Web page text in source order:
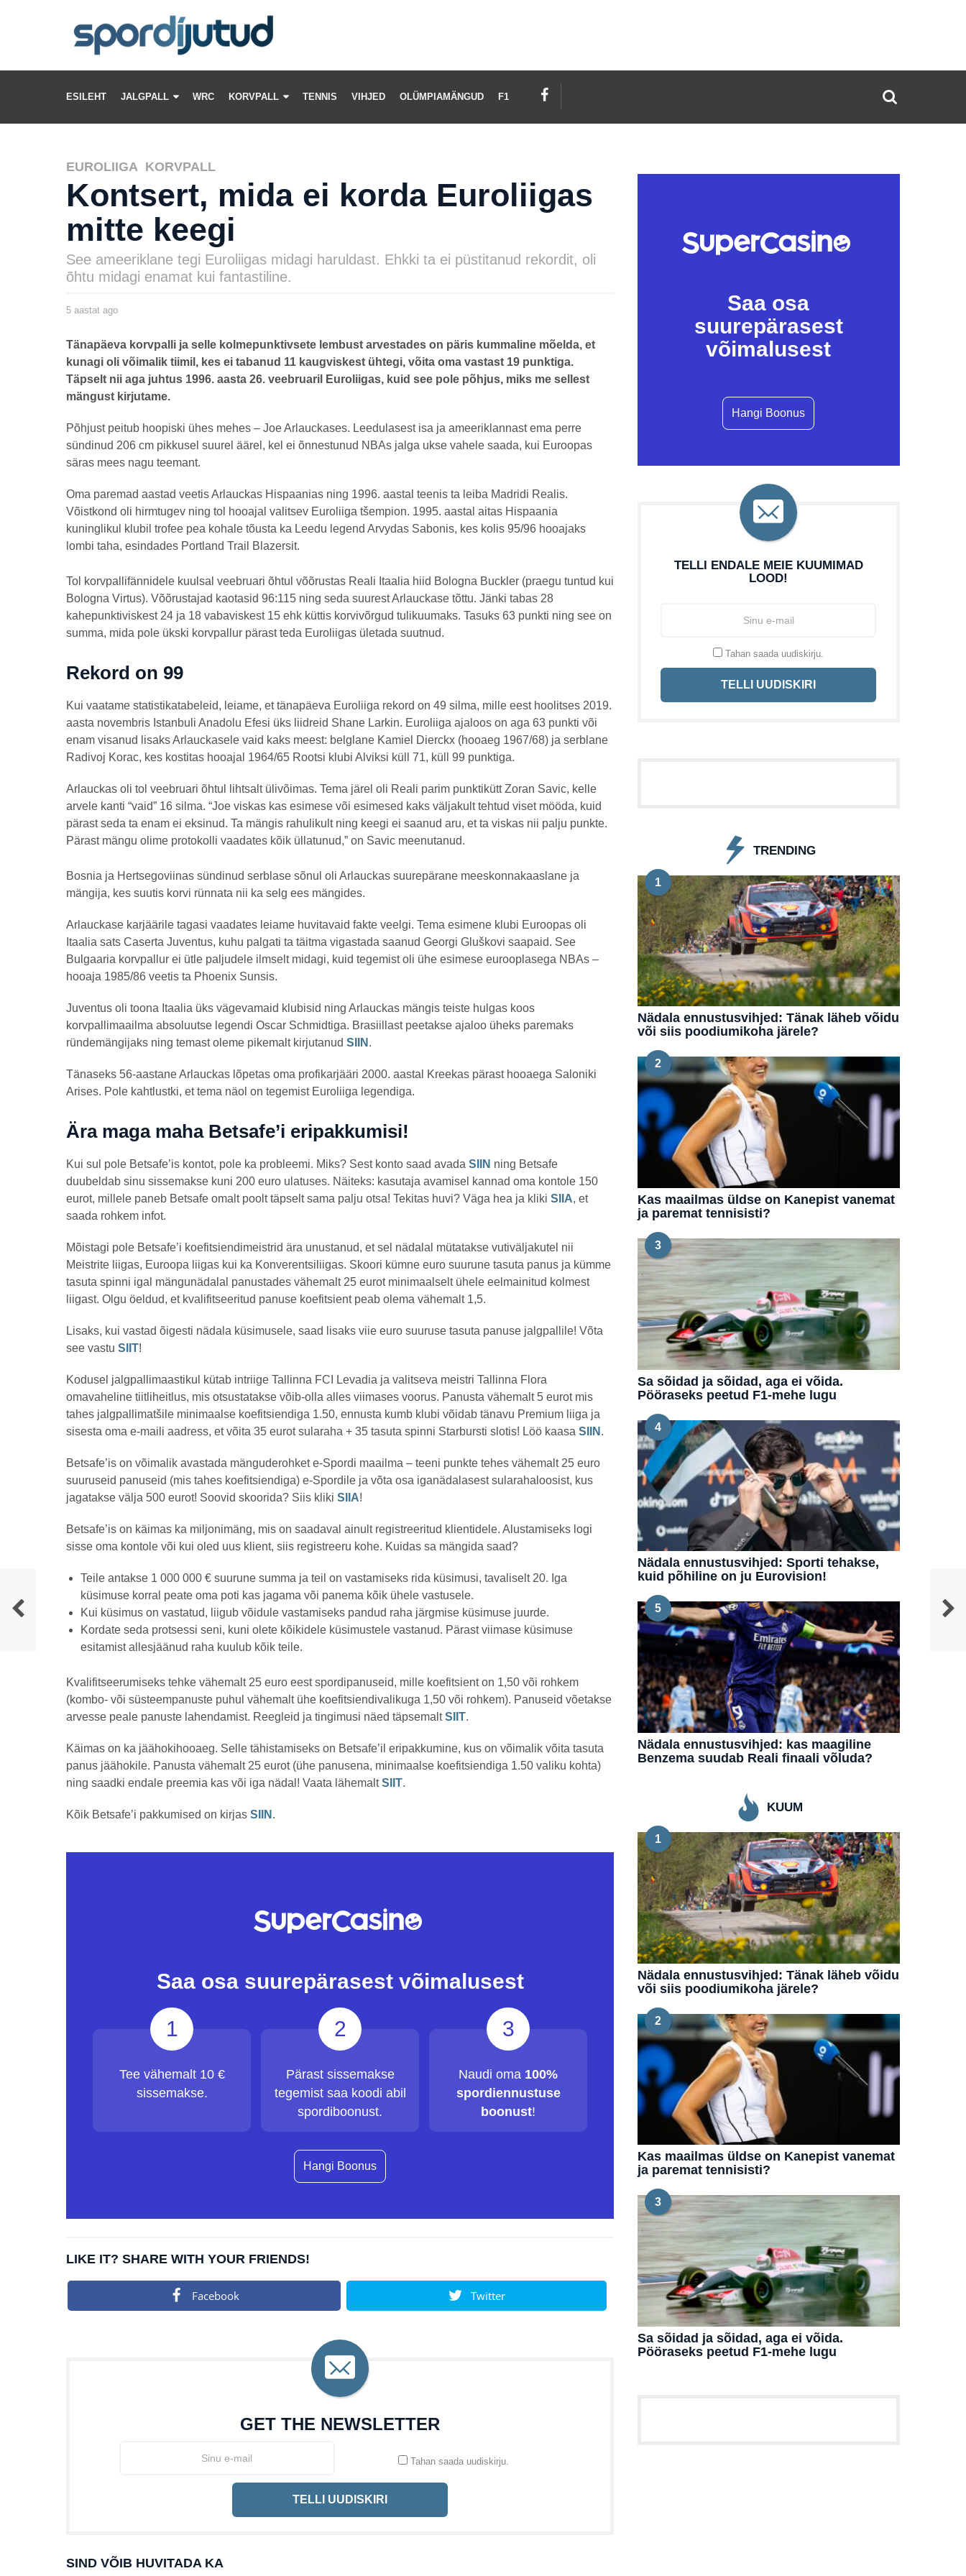
ESILEHT JALGPALL WRC KORVPALL TENNIS VIHJED OLÜMPIAMÄNGUD F1
EUROLIIGA ,KORVPALL
Kontsert, mida ei korda Euroliigas
mitte keegi
See ameeriklane tegi Euroliigas midagi haruldast. Ehkki ta ei püstitanud rekordit, oli
õhtu midagi enamat kui fantastiline.
by
henryl
5 aastat ago
s
t
a
a
g
o
Tänapäeva korvpalli ja selle kolmepunktivsete lembust arvestades on päris kummaline mõelda, et
kunagi oli võimalik tiimil, kes ei tabanud 11 kaugviskest ühtegi, võita oma vastast 19 punktiga.
Täpselt nii aga juhtus 1996. aasta 26. veebruaril Euroliigas, kuid see pole põhjus, miks me sellest
mängust kirjutame.
Põhjust peitub hoopiski ühes mehes – Joe Arlauckases. Leedulasest isa ja ameeriklannast ema perre
sündinud 206 cm pikkusel suurel äärel, kel ei õnnestunud NBAs jalga ukse vahele saada, kui Euroopas
säras mees nagu teemant.
Oma paremad aastad veetis Arlauckas Hispaanias ning 1996. aastal teenis ta leiba Madridi Realis.
Võistkond oli hirmtugev ning tol hooajal valitsev Euroliiga tšempion. 1995. aastal aitas Hispaania
kuninglikul klubil trofee pea kohale tõusta ka Leedu legend Arvydas Sabonis, kes kolis 95/96 hooajaks
lombi taha, esindades Portland Trail Blazersit.
Tol korvpallifännidele kuulsal veebruari õhtul võõrustas Reali Itaalia hiid Bologna Buckler (praegu tuntud kui
Bologna Virtus). Võõrustajad kaotasid 96:115 ning seda suurest Arlauckase tõttu. Jänki tabas 28
kahepunktiviskest 24 ja 18 vabaviskest 15 ehk küttis korvivõrgud tulikuumaks. Tasuks 63 punkti ning see on
summa, mida pole ükski korvpallur pärast teda Euroliigas ületada suutnud.
Rekord on 99
Kui vaatame statistikatabeleid, leiame, et tänapäeva Euroliiga rekord on 49 silma, mille eest hoolitses 2019.
aasta novembris Istanbuli Anadolu Efesi üks liidreid Shane Larkin. Euroliiga ajaloos on aga 63 punkti või
enam visanud lisaks Arlauckasele vaid kaks meest: belglane Kamiel Dierckx (hooaeg 1967/68) ja serblane
Radivoj Korac, kes kostitas hooajal 1964/65 Rootsi klubi Alviksi küll 71, küll 99 punktiga.
Arlauckas oli tol veebruari õhtul lihtsalt ülivõimas. Tema järel oli Reali parim punktikütt Zoran Savic, kelle
arvele kanti “vaid” 16 silma. “Joe viskas kas esimese või esimesed kaks väljakult tehtud viset mööda, kuid
pärast seda ta enam ei eksinud. Ta mängis rahulikult ning keegi ei saanud aru, et ta viskas nii palju punkte.
Pärast mängu olime protokolli vaadates kõik üllatunud,” on Savic meenutanud.
Bosnia ja Hertsegoviinas sündinud serblase sõnul oli Arlauckas suurepärane meeskonnakaaslane ja
mängija, kes suutis korvi rünnata nii ka selg ees mängides.
Arlauckase karjäärile tagasi vaadates leiame huvitavaid fakte veelgi. Tema esimene klubi Euroopas oli
Itaalia sats Caserta Juventus, kuhu palgati ta täitma vigastada saanud Georgi Gluškovi saapaid. See
Bulgaaria korvpallur ei ütle paljudele ilmselt midagi, kuid tegemist oli ühe esimese eurooplasega NBAs –
hooaja 1985/86 veetis ta Phoenix Sunsis.
Juventus oli toona Itaalia üks vägevamaid klubisid ning Arlauckas mängis teiste hulgas koos
korvpallimaailma absoluutse legendi Oscar Schmidtiga. Brasiillast peetakse ajaloo üheks paremaks
ründemängijaks ning temast oleme pikemalt kirjutanud SIIN .
Tänaseks 56-aastane Arlauckas lõpetas oma profikarjääri 2000. aastal Kreekas pärast hooaega Saloniki
Arises. Pole kahtlustki, et tema näol on tegemist Euroliiga legendiga.
Ära maga maha Betsafe’i eripakkumisi!
Kui sul pole Betsafe’is kontot, pole ka probleemi. Miks? Sest konto saad avada SIIN ning Betsafe
duubeldab sinu sissemakse kuni 200 euro ulatuses. Näiteks: kasutaja avamisel kannad oma kontole 150
eurot, millele paneb Betsafe omalt poolt täpselt sama palju otsa! Tekitas huvi? Väga hea ja kliki SIIA, et
saada rohkem infot.
Mõistagi pole Betsafe’i koefitsiendimeistrid ära unustanud, et sel nädalal mütatakse vutiväljakutel nii
Meistrite liigas, Euroopa liigas kui ka Konverentsiliigas. Skoori kümne euro suurune tasuta panus ja kümme
tasuta spinni igal mängunädalal panustades vähemalt 25 eurot minimaalselt ühele eelmainitud kolmest
liigast. Olgu öeldud, et kvalifitseeritud panuse koefitsient peab olema vähemalt 1,5.
Lisaks, kui vastad õigesti nädala küsimusele, saad lisaks viie euro suuruse tasuta panuse jalgpallile! Võta
see vastu SIIT!
Kodusel jalgpallimaastikul kütab intriige Tallinna FCI Levadia ja valitseva meistri Tallinna Flora
omavaheline tiitliheitlus, mis otsustatakse võib-olla alles viimases voorus. Panusta vähemalt 5 eurot mis
tahes jalgpallimatšile minimaalse koefitsiendiga 1.50, ennusta kumb klubi võidab tänavu Premium liiga ja
sisesta oma e-maili aadress, et võita 35 eurot sularaha + 35 tasuta spinni Starbursti slotis! Löö kaasa SIIN .
Betsafe’is on võimalik avastada mänguderohket e-Spordi maailma – teeni punkte tehes vähemalt 25 euro
suuruseid panuseid (mis tahes koefitsiendiga) e-Spordile ja võta osa iganädalasest sularahaloosist, kus
jagatakse välja 500 eurot! Soovid skoorida? Siis kliki SIIA!
Betsafe’is on käimas ka miljonimäng, mis on saadaval ainult registreeritud klientidele. Alustamiseks logi
sisse oma kontole või kui oled uus klient, siis registreeru kohe. Kuidas sa mängida saad?
Teile antakse 1 000 000 € suurune summa ja teil on vastamiseks rida küsimusi, tavaliselt 20. Iga
küsimuse korral peate oma poti kas jagama või panema kõik ühele vastusele.
Kui küsimus on vastatud, liigub võidule vastamiseks pandud raha järgmise küsimuse juurde.
Kordate seda protsessi seni, kuni olete kõikidele küsimustele vastanud. Pärast viimase küsimuse
esitamist allesjäänud raha kuulub kõik teile.
Kvalifitseerumiseks tehke vähemalt 25 euro eest spordipanuseid, mille koefitsient on 1,50 või rohkem
(kombo- või süsteempanuste puhul vähemalt ühe koefitsiendivalikuga 1,50 või rohkem). Panuseid võetakse
arvesse peale panuste lahendamist. Reegleid ja tingimusi näed täpsemaltSIIT.
Käimas on ka jäähokihooaeg. Selle tähistamiseks on Betsafe’il eripakkumine, kus on võimalik võita tasuta
panus jäähokile. Panusta vähemalt 25 eurot (ühe panusena, minimaalse koefitsiendiga 1.50 valiku kohta)
ning saadki endale preemia kas või iga nädal! Vaata lähemaltSIIT.
Kõik Betsafe’i pakkumised on kirjas SIIN .
Saa osa suurepärasest võimalusest
1
Tee vähemalt 10 €
sissemakse.
2
Pärast sissemakse
tegemist saa koodi abil
spordiboonust.
3
Naudi oma 100%
spordiennustuse
boonust!
Hangi Boonus
LIKE IT? SHARE WITH YOUR FRIENDS!
Facebook Twitter
GET THE NEWSLETTER
Tahan saada uudiskirju.
TELLI UUDISKIRI
SIND VÕIB HUVITADA KA
Saa osa
suurepärasest
võimalusest
Hangi Boonus
TELLI ENDALE MEIE KUUMIMAD
LOOD!
Tahan saada uudiskirju.
TELLI UUDISKIRI
TRENDING
1
Nädala ennustusvihjed: Tänak läheb võidu
või siis poodiumikoha järele?
2
Kas maailmas üldse on Kanepist vanemat
ja paremat tennisisti?
3
Sa sõidad ja sõidad, aga ei võida.
Pööraseks peetud F1-mehe lugu
4
Nädala ennustusvihjed: Sporti tehakse,
kuid põhiline on ju Eurovision!
5
Nädala ennustusvihjed: kas maagiline
Benzema suudab Reali finaali võluda?
KUUM
1
Nädala ennustusvihjed: Tänak läheb võidu
või siis poodiumikoha järele?
2
Kas maailmas üldse on Kanepist vanemat
ja paremat tennisisti?
3
Sa sõidad ja sõidad, aga ei võida.
Pööraseks peetud F1-mehe lugu